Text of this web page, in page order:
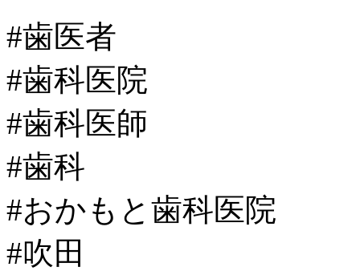
#歯医者
#歯科医院
#歯科医師
#歯科
#おかもと歯科医院
#吹田